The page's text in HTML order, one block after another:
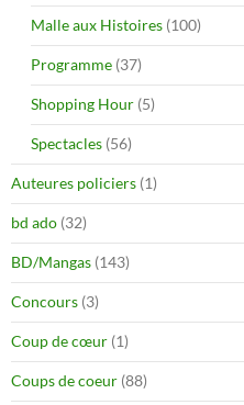
Malle aux Histoires (100)
Programme (37)
Shopping Hour (5)
Spectacles (56)
Auteures policiers (1)
bd ado (32)
BD/Mangas (143)
Concours (3)
Coup de cœur (1)
Coups de coeur (88)